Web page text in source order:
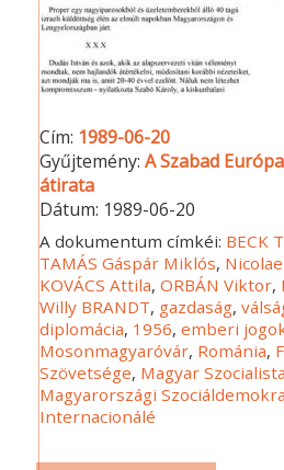
Cím: 1989-06-20
Gyűjtemény:A Szabad
átirata
Dátum: 1989-06-20
A dokumentum címkéi: BECK
TAMÁS Gáspár Miklós, Nicolae
KOVÁCS Attila,ORBÁN Viktor,
Willy BRANDT, gazdaság,
diplomácia, 1956,emberi
Mosonmagyaróvár, Románia,
Szövetsége, Magyar
Magyarországi
Internacionálé